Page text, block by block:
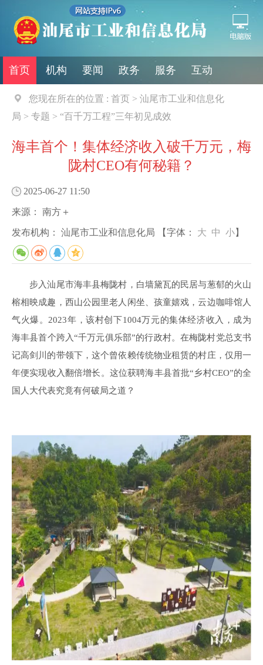
首页 机构 要闻 政务 服务 互动
您现在所在的位置 : 首页 > 汕尾市工业和信息化
局 > 专题 > “百千万工程”三年初见成效
海丰首个！集体经济收入破千万元，梅
陇村CEO有何秘籍？
2025-06-27 11:50
来源： 南方＋
发布机构： 汕尾市工业和信息化局 【字体： 大 中 小】
步入汕尾市海丰县梅陇村，白墙黛瓦的民居与葱郁的火山
榕相映成趣，西山公园里老人闲坐、孩童嬉戏，云边咖啡馆人
气火爆。2023年，该村创下1004万元的集体经济收入，成为
海丰县首个跨入“千万元俱乐部”的行政村。在梅陇村党总支书
记高剑川的带领下，这个曾依赖传统物业租赁的村庄，仅用一
年便实现收入翻倍增长。这位获聘海丰县首批“乡村CEO”的全
国人大代表究竟有何破局之道？